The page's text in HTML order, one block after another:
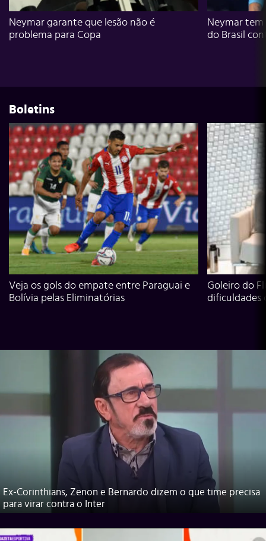
Neymar garante que lesão não é
problema para Copa
Neymar
do Brasil
Boletins
Veja os gols do empate entre Paraguai e
Bolívia pelas Eliminatórias
Goleiro do
dificuldades
Ex-Corinthians, Zenon e Bernardo dizem o que time precisa
para virar contra o Inter